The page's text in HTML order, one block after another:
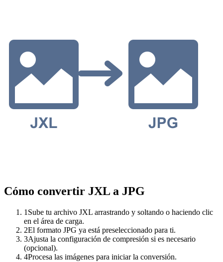
Cómo convertir JXL a JPG
1 Sube tu archivo JXL arrastrando y soltando o haciendo clic
en el área de carga.
2El formato JPG ya está preseleccionado para ti.
3Ajusta la configuración de compresión si es necesario
(opcional).
4Procesa las imágenes para iniciar la conversión.